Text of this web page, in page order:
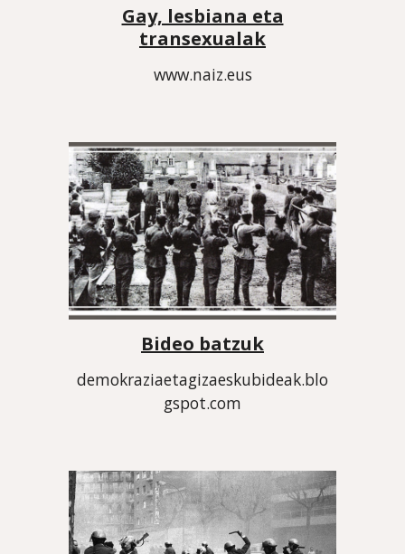
Gay, lesbiana eta
transexualak
www.naiz.eus
Bideo batzuk
demokraziaetagizaeskubideak.blo
gspot.com